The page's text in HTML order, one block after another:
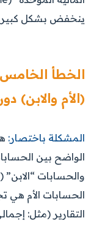
ينخفض بشكل
الخطأ
(الأم والابن)
المشكلة باختصار:
الحسابات الأم
التقارير (مثل: